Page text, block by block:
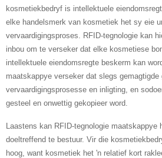
kosmetiekbedryf is intellektuele
elke handelsmerk van kosmetiek het sy eie
vervaardigingsproses. RFID-tegnologie kan
inbou om te verseker dat elke kosmetiese
intellektuele eiendomsregte beskerm kan
maatskappye verseker dat slegs gemagtigde
vervaardigingsprosesse en inligting, en
gesteel en onwettig gekopieer word.
Laastens kan RFID-tegnologie maatskappye
doeltreffend te bestuur. Vir die
hoog, want kosmetiek het 'n relatief kort